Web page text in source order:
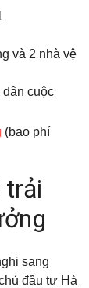
và 2 nhà vệ
dân cuộc
(bao phí
trải
sang
đầu tư Hà